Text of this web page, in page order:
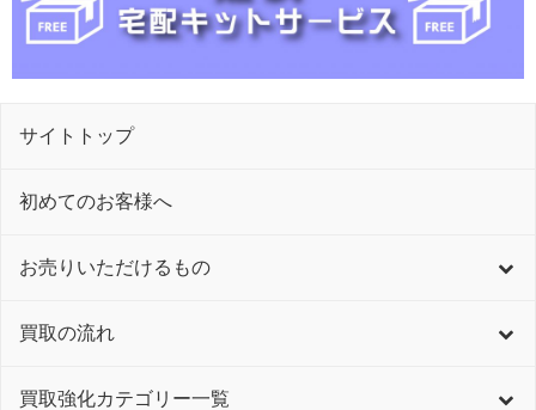
サイトトップ
初めてのお客様へ
お売りいただけるもの
買取の流れ
買取強化カテゴリー一覧